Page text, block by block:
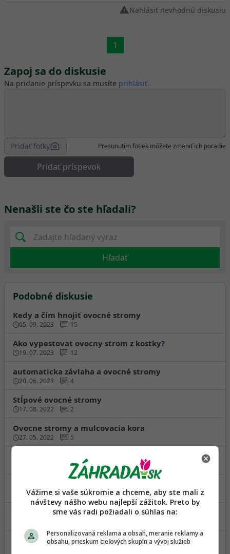
Nahlásiť nevhodnú diskusiu
1
Zapoj sa do diskusie
Na pridanie príspevku sa musíte prihlásiť.
Pridať fotky Presunutím fotiek môžete zmeniť ich poradie
Pridať príspevok
Nenašli ste čo ste hľadali?
Hľadať
Podobné diskusie
Kedy a čím hnojiť ovocné stromy
05. 09. 2023 15
Ako vypestovat ovocny strom z kostky?
19. 07. 2023 12
automaticka závlaha a ovocné stromy
20. 06. 2023 4
Stĺpové ovocné stromy
17. 08. 2022 2
Ovocne stromy a mulcovacia kora
27. 05. 2022 5
Ovocné stromy do menšej záhrady
4
17. 09. 2020 3
ovocné stromy
Kedy zacat rezat ovocne stromy? Lokalit…
Vážime si vaše súkromie a chceme, aby ste mali z
návštevy nášho webu najlepší zážitok. Preto by
sme vás radi požiadali o súhlas na:
Personalizovaná reklama a obsah, meranie reklamy a
obsahu, prieskum cieľových skupín a vývoj služieb